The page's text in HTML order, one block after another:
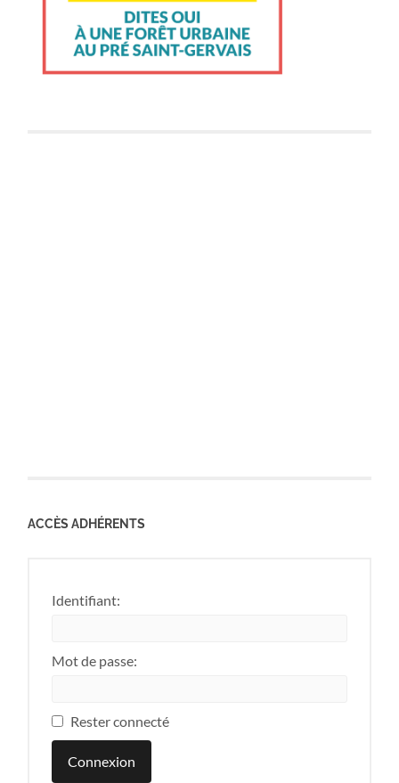
ACCÈS ADHÉRENTS
Identifiant:
Mot de passe:
Rester connecté
Connexion